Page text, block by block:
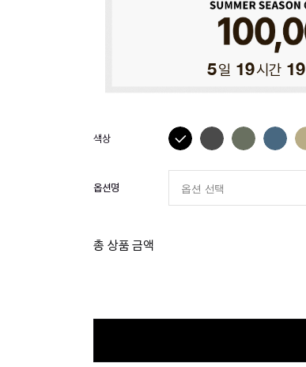
5일 19시간 19
옵션명
총 상품 금액